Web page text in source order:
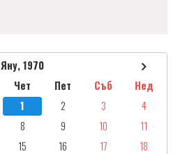
Яну, 1970
Чет Пет Съб
Нед
1 2 3
4
8 9 10
11
15 16 17
18